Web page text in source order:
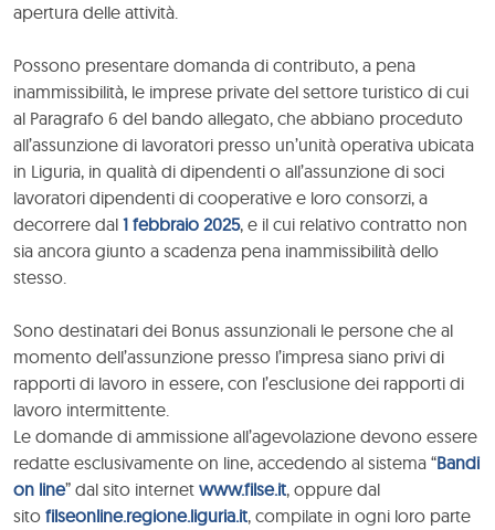
apertura delle attività.
Possono presentare domanda di contributo, a pena
inammissibilità, le imprese private del settore turistico di cui
al Paragrafo 6 del bando allegato, che abbiano proceduto
all’assunzione di lavoratori presso un’unità operativa ubicata
in Liguria, in qualità di dipendenti o all’assunzione di soci
lavoratori dipendenti di cooperative e loro consorzi, a
decorrere dal 1 febbraio 2025, e il cui relativo contratto non
sia ancora giunto a scadenza pena inammissibilità dello
stesso.
Sono destinatari dei Bonus assunzionali le persone che al
momento dell’assunzione presso l’impresa siano privi di
rapporti di lavoro in essere, con l’esclusione dei rapporti di
lavoro intermittente.
Le domande di ammissione all’agevolazione devono essere
redatte esclusivamente on line, accedendo al sistema “Bandi
on line” dal sito internet www.filse.it, oppure dal
sito filseonline.regione.liguria.it, compilate in ogni loro parte